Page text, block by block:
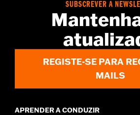
SUBSCREVER A
REGISTE-SE PARA
MAILS
APRENDER A CONDUZIR